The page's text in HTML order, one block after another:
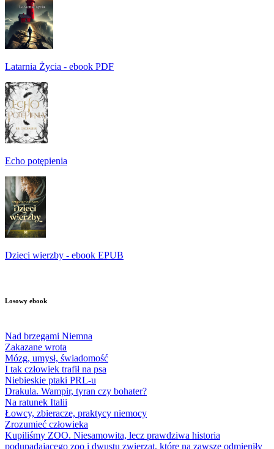
Latarnia Życia - ebook PDF
Echo potępienia
Dzieci wierzby - ebook EPUB
Losowy ebook
Nad brzegami Niemna
Zakazane wrota
Mózg, umysł, świadomość
I tak człowiek trafił na psa
Niebieskie ptaki PRL-u
Drakula. Wampir, tyran czy bohater?
Na ratunek Italii
Łowcy, zbieracze, praktycy niemocy
Zrozumieć człowieka
Kupiliśmy ZOO. Niesamowita, lecz prawdziwa historia
podupadającego zoo i dwustu zwierząt, które na zawsze odmieniły